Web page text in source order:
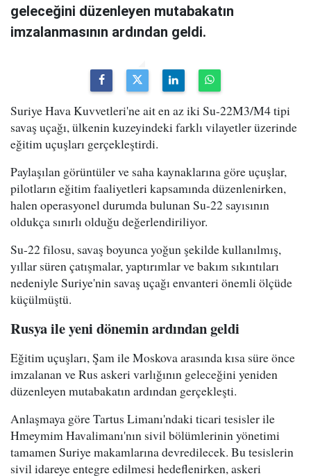
geleceğini düzenleyen mutabakatın
imzalanmasının ardından geldi.
Suriye Hava Kuvvetleri'ne ait en az iki Su-22M3/M4 tipi
savaş uçağı, ülkenin kuzeyindeki farklı vilayetler üzerinde
eğitim uçuşları gerçekleştirdi.
Paylaşılan görüntüler ve saha kaynaklarına göre uçuşlar,
pilotların eğitim faaliyetleri kapsamında düzenlenirken,
halen operasyonel durumda bulunan Su-22 sayısının
oldukça sınırlı olduğu değerlendiriliyor.
Su-22 filosu, savaş boyunca yoğun şekilde kullanılmış,
yıllar süren çatışmalar, yaptırımlar ve bakım sıkıntıları
nedeniyle Suriye'nin savaş uçağı envanteri önemli ölçüde
küçülmüştü.
Rusya ile yeni dönemin ardından geldi
Eğitim uçuşları, Şam ile Moskova arasında kısa süre önce
imzalanan ve Rus askeri varlığının geleceğini yeniden
düzenleyen mutabakatın ardından gerçekleşti.
Anlaşmaya göre Tartus Limanı'ndaki ticari tesisler ile
Hmeymim Havalimanı'nın sivil bölümlerinin yönetimi
tamamen Suriye makamlarına devredilecek. Bu tesislerin
sivil idareye entegre edilmesi hedeflenirken, askeri